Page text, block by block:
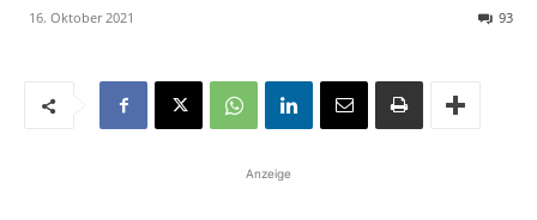
16. Oktober 2021 93
Anzeige